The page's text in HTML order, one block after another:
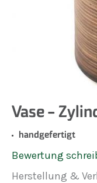
Vase -
handgefertigt
Bewertung
Herstellung &